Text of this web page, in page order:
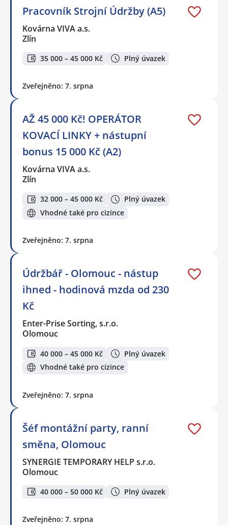
Pracovník Strojní Údržby (A5)
Kovárna VIVA a.s.
Zlín
35 000 – 45 000 Kč Plný úvazek
Zveřejněno: 7. srpna
AŽ 45 000 Kč! OPERÁTOR
KOVACÍ LINKY + nástupní
bonus 15 000 Kč (A2)
Kovárna VIVA a.s.
Zlín
32 000 – 45 000 Kč
Plný úvazek
Vhodné také pro cizince
Zveřejněno: 7. srpna
Údržbář - Olomouc - nástup
ihned - hodinová mzda od 230
Kč
Enter-Prise Sorting, s.r.o.
Olomouc
40 000 – 45 000 Kč
Plný úvazek
Vhodné také pro cizince
Zveřejněno: 7. srpna
Šéf montážní party, ranní
směna, Olomouc
SYNERGIE TEMPORARY HELP s.r.o.
Olomouc
40 000 – 50 000 Kč Plný úvazek
Zveřejněno: 7. srpna